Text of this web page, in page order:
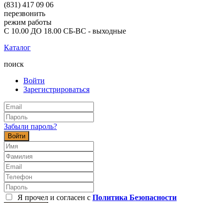
(831) 417 09 06
перезвонить
режим работы
С 10.00 ДО 18.00 СБ-ВС - выходные
Каталог
поиск
Войти
Зарегистрироваться
Забыли пароль?
Войти
Я прочел и согласен с Политика Безопасности